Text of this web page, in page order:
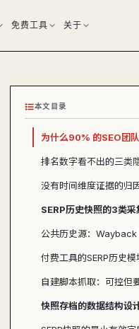
免费工具 关于
本文目录
排名数字看不出的三类
没有时间维度证据的归
SERP历史快照的3类